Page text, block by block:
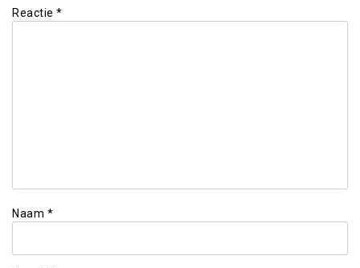
Reactie *
Naam *